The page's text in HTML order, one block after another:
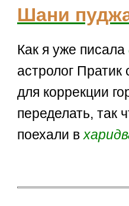
Шани
Как я уже писала
астролог Пратик
для коррекции
переделать, так
поехали в